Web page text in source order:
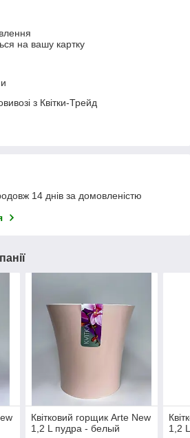
на вашу картку
з Квітки-Трейд
14 днів за домовленістю
Квітковий горщик Arte New
1,2 L пудра - белый
1,2